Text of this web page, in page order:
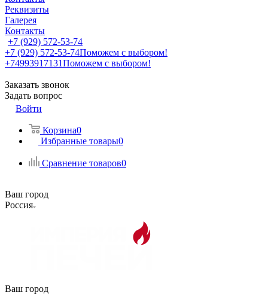
Реквизиты
Галерея
Контакты
+7 (929) 572-53-74
+7 (929) 572-53-74Поможем с выбором!
+74993917131Поможем с выбором!
Заказать звонок
Задать вопрос
Войти
Корзина0
Избранные товары0
Сравнение товаров0
Ваш город
Россия
Ваш город